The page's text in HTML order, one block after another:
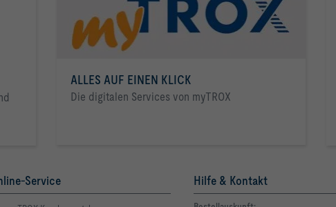
TFP
ALLES AUF EINEN KLICK
Die digitalen Services von myTROX
Service Hilfe & Kontakt